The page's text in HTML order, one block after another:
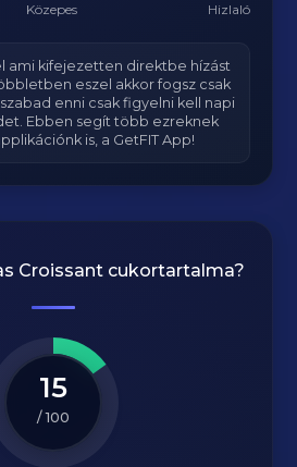
Közepes Hizlaló
ami kifejezetten direktbe hízást
eszel akkor fogsz csak
enni csak figyelni kell napi
Ebben segít több ezreknek
is, a GetFIT App!
Croissantcukortartalma?
15
/ 100